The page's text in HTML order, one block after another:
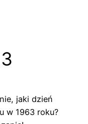
jaki dzień
w 1963 roku?